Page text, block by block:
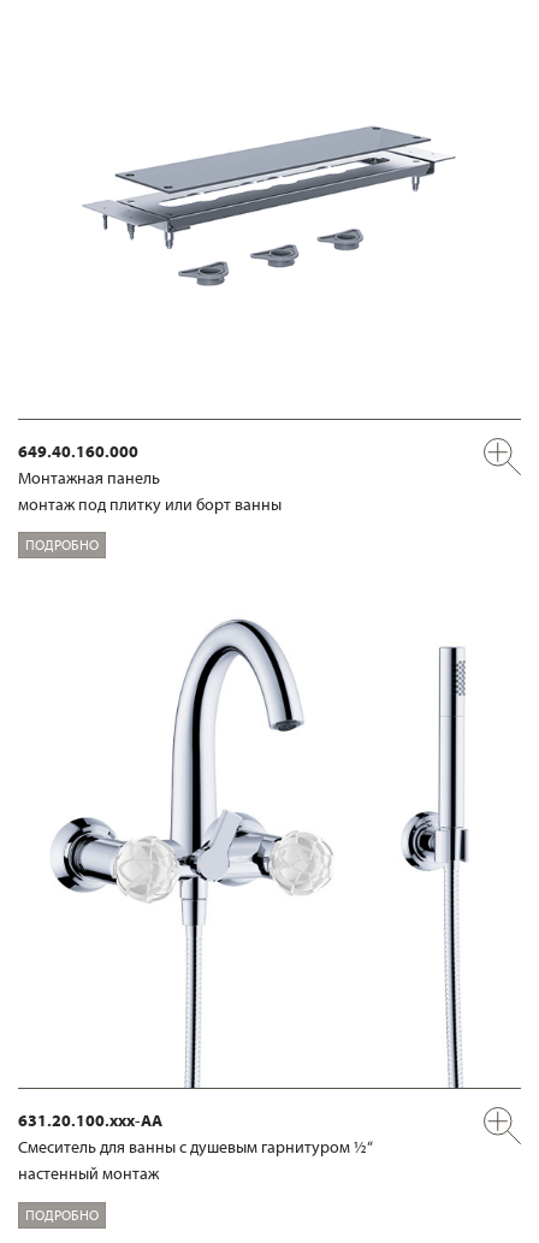
649.40.160.000
Mонтажная панель
монтаж под плитку или борт ванны
ПОДРОБНО
631.20.100.xxx-AA
Смеситель для ванны с душевым гарнитуром ½“
настенный монтаж
ПОДРОБНО